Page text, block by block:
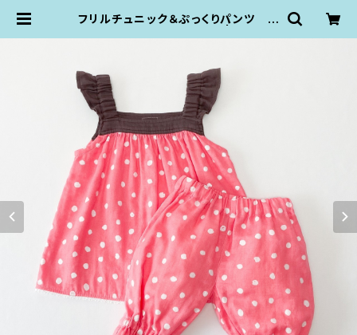
フリルチュニック＆ぷっくりパンツ ピ